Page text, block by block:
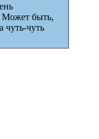
Может быть,
чуть-чуть